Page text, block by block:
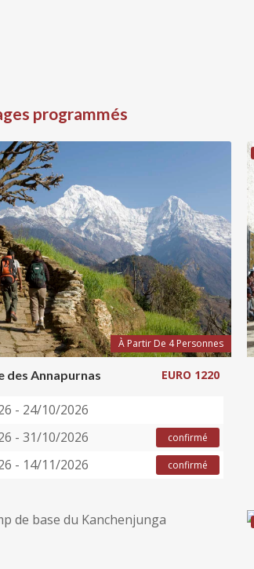
programmés
À Partir De 4 Personnes
des Annapurnas EURO 1220
- 24/10/2026
- 31/10/2026
confirmé
- 14/11/2026 confirmé